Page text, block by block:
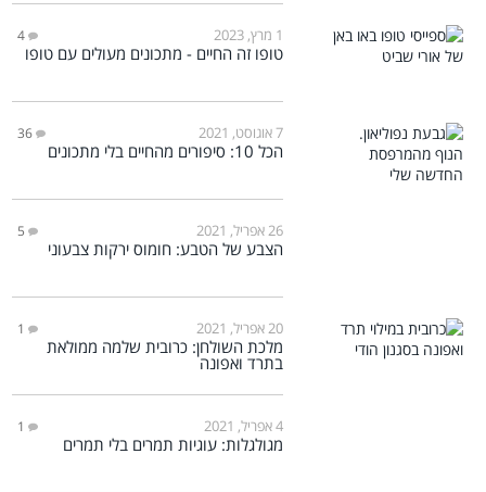
1 מרץ, 2023 4
טופו זה החיים - מתכונים מעולים עם טופו
7 אוגוסט, 2021 36
הכל 10: סיפורים מהחיים בלי מתכונים
26 אפריל, 2021 5
הצבע של הטבע: חומוס ירקות צבעוני
20 אפריל, 2021 1
מלכת השולחן: כרובית שלמה ממולאת
בתרד ואפונה
4 אפריל, 2021 1
מגולגלות: עוגיות תמרים בלי תמרים